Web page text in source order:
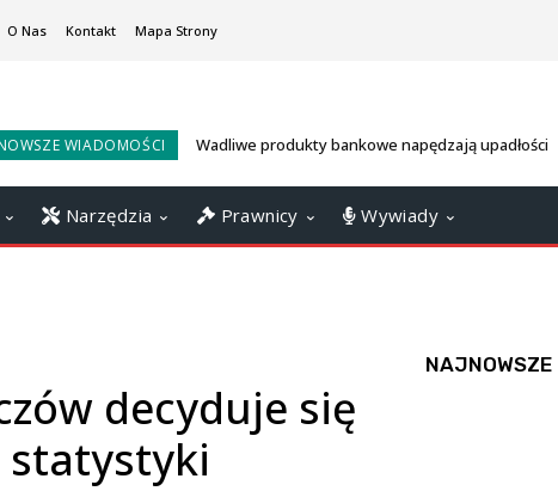
O Nas Kontakt Mapa Strony
WIADOMOŚCI
Wadliwe produkty bankowe napędzają upadłości
ratunkiem
Narzędzia Prawnicy Wywiady
decyduje się
statystyki
NAJNOWSZE